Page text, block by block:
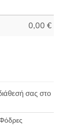
0,00 €
σας στο